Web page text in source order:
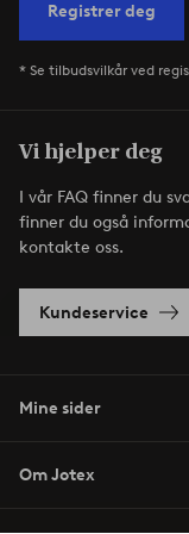
Registrer deg
* Se tilbudsvilkår ved
Vi hjelper deg
I vår FAQ finner du
finner du også
kontakte oss.
Kundeservice
Mine sider
Om Jotex